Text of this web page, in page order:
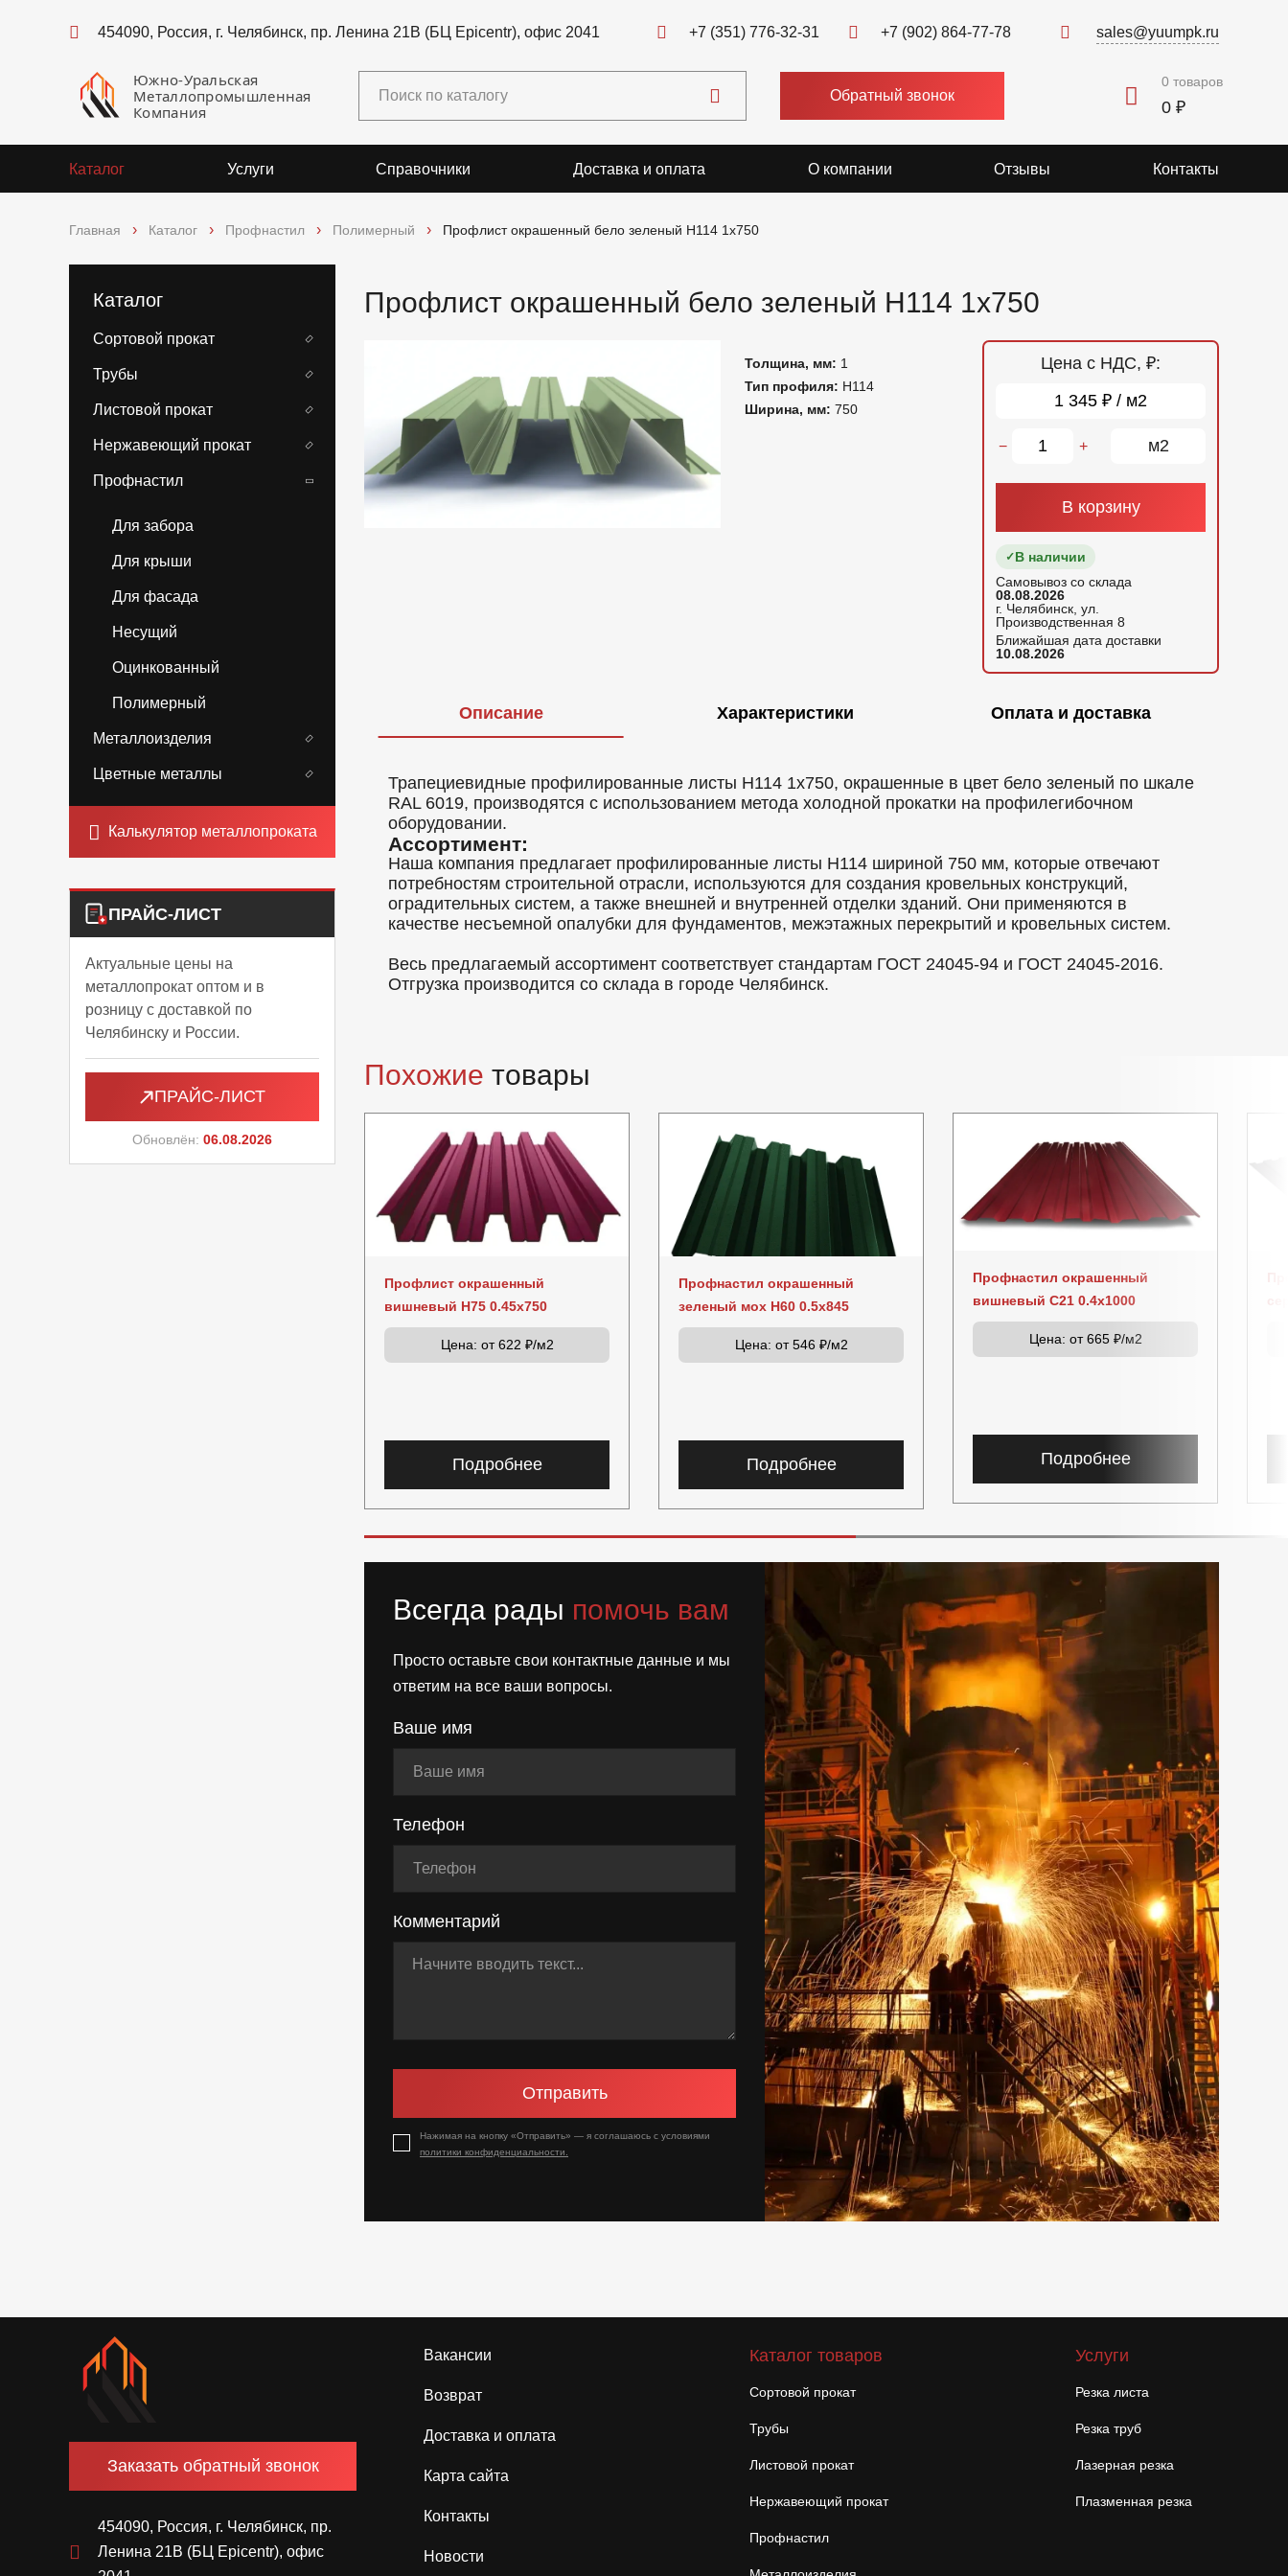
454090, Россия, г. Челябинск, пр. Ленина 21В (БЦ Epicentr), офис 2041 +7 (351) 776-32-31 +7 (902) 864-77-78 sales@yuumpk.ru
Южно-Уральская
Металлопромышленная
Компания
Обратный звонок
0 товаров
0 ₽
Каталог Услуги Справочники Доставка и оплата О компании Отзывы Контакты
Главная Каталог Профнастил Полимерный Профлист окрашенный бело зеленый Н114 1x750
Каталог
Сортовой прокат
Трубы
Листовой прокат
Нержавеющий прокат
Профнастил
Для забора
Для крыши
Для фасада
Несущий
Оцинкованный
Полимерный
Металлоизделия
Цветные металлы
Калькулятор металлопроката
ПРАЙС-ЛИСТ
Актуальные цены на
металлопрокат оптом и в
розницу с доставкой по
Челябинску и России.
ПРАЙС-ЛИСТ
Обновлён: 06.08.2026
Профлист окрашенный бело зеленый Н114 1x750
Толщина, мм: 1
Тип профиля: Н114
Ширина, мм: 750
Цена с НДС, ₽:
1 345 ₽ / м2
− + м2
В корзину
В наличии
Самовывоз со склада
08.08.2026
г. Челябинск, ул.
Производственная 8
Ближайшая дата доставки
10.08.2026
Описание Характеристики Оплата и доставка
Трапециевидные профилированные листы Н114 1x750, окрашенные в цвет бело зеленый по шкале
RAL 6019, производятся с использованием метода холодной прокатки на профилегибочном
оборудовании.
Ассортимент:
Наша компания предлагает профилированные листы Н114 шириной 750 мм, которые отвечают
потребностям строительной отрасли, используются для создания кровельных конструкций,
оградительных систем, а также внешней и внутренней отделки зданий. Они применяются в
качестве несъемной опалубки для фундаментов, межэтажных перекрытий и кровельных систем.
Весь предлагаемый ассортимент соответствует стандартам ГОСТ 24045-94 и ГОСТ 24045-2016.
Отгрузка производится со склада в городе Челябинск.
Похожие товары
Профлист окрашенный
вишневый Н75 0.45x750
Цена: от 622 ₽/м2
Подробнее
Профнастил окрашенный
зеленый мох Н60 0.5x845
Цена: от 546 ₽/м2
Подробнее
Профнастил окрашенный
вишневый C21 0.4x1000
Цена: от 665 ₽/м2
Подробнее
Всегда рады помочь вам
Просто оставьте свои контактные данные и мы
ответим на все ваши вопросы.
Ваше имя
Телефон
Комментарий
Отправить
Нажимая на кнопку «Отправить» — я соглашаюсь с условиями
политики конфиденциальности.
Заказать обратный звонок
454090, Россия, г. Челябинск, пр.
Ленина 21В (БЦ Epicentr), офис
Вакансии
Возврат
Доставка и оплата
Карта сайта
Контакты
Новости
Каталог товаров
Сортовой прокат
Трубы
Листовой прокат
Нержавеющий прокат
Профнастил
Услуги
Резка листа
Резка труб
Лазерная резка
Плазменная резка